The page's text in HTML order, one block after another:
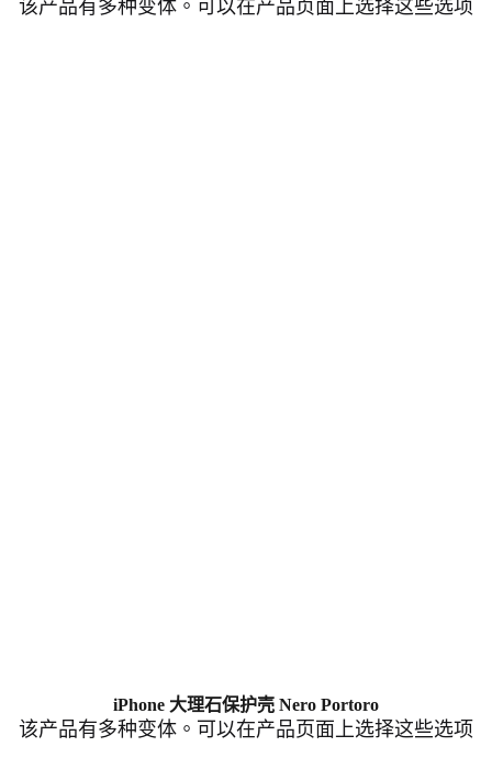
该产品有多种变体。可以在产品页面上选择这些选项
iPhone 大理石保护壳 Nero Portoro
该产品有多种变体。可以在产品页面上选择这些选项